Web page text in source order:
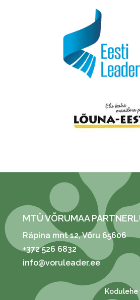
MTÜ VÕRUMAA
Räpina mnt 12, Võru 65606
+372 526 6832
info@voruleader.ee